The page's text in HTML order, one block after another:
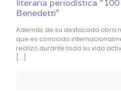
literaria periodística
Benedetti”
Además de su destacada obra
que es conocido
realizó durante toda su vida
[…]